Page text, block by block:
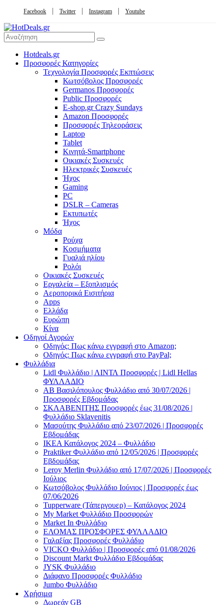
Facebook Twitter Instagram Youtube
Hotdeals.gr
Προσφορές Κατηγορίες
Τεχνολογία Προσφορές Εκπτώσεις
Κωτσόβολος Προσφορές
Germanos Προσφορές
Public Προσφορές
E-shop.gr Crazy Sundays
Amazon Προσφορές
Προσφορές Τηλεοράσεις
Laptop
Tablet
Κινητά-Smartphone
Οικιακές Συσκευές
Hλεκτρικές Συσκευές
Ήχος
Gaming
PC
DSLR – Cameras
Εκτυπωτές
Ήχος
Μόδα
Ρούχα
Κοσμήματα
Γυαλιά ηλίου
Ρολόι
Οικιακές Συσκευές
Εργαλεία – Εξοπλισμός
Αεροπορικά Εισιτήρια
Apps
Ελλάδα
Ευρώπη
Κίνα
Οδηγοί Αγορών
Οδηγός: Πως κάνω εγγραφή στο Amazon;
Οδηγός: Πως κάνω εγγραφή στο PayPal;
Φυλλάδια
Lidl Φυλλάδιο | ΛΙΝΤΛ Προσφορές | Lidl Hellas
ΦΥΛΛΑΔΙΟ
AB Βασιλόπουλος Φυλλάδιο από 30/07/2026 |
Προσφορές Εβδομάδας
ΣΚΛΑΒΕΝΙΤΗΣ Προσφορές έως 31/08/2026 |
Φυλλάδιο Sklavenitis
Μασούτης Φυλλάδιο από 23/07/2026 | Προσφορές
Εβδομάδας
ΙΚΕΑ Κατάλογος 2024 – Φυλλάδιο
Praktiker Φυλλάδιο από 12/05/2026 | Προσφορές
Εβδομάδας
Leroy Merlin Φυλλάδιο από 17/07/2026 | Προσφορές
Ιούλιος
Κωτσόβολος Φυλλάδιο Ιούνιος | Προσφορές έως
07/06/2026
Tupperware (Τάπεργουερ) – Κατάλογος 2024
My Market Φυλλάδιο Προσφορών
Market In Φυλλάδιο
ΕΛΟΜΑΣ ΠΡΟΣΦΟΡΕΣ ΦΥΛΛΑΔΙΟ
Γαλαξίας Προσφορές Φυλλάδιο
VICKO Φυλλάδιο | Προσφορές από 01/08/2026
Discount Markt Φυλλάδιο Εβδομάδας
JYSK Φυλλάδιο
Διάφανο Προσφορές Φυλλάδιο
Jumbo Φυλλάδιο
Χρήσιμα
Δωρεάν GB